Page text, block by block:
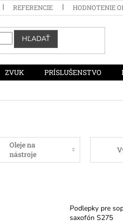
REFERENCIE HODNOTENIE
HĽADAŤ
ZVUK PRÍSLUŠENSTVO
Oleje na
nástroje
Podlepky pre
saxofón S275